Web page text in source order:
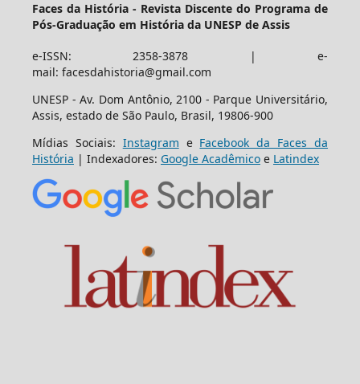
Faces da História - Revista Discente do Programa de
Pós-Graduação em História da UNESP de Assis
e-ISSN: 2358-3878 | e-
mail: facesdahistoria@gmail.com
UNESP - Av. Dom Antônio, 2100 - Parque Universitário,
Assis, estado de São Paulo, Brasil, 19806-900
Mídias Sociais: Instagram e Facebook da Faces da
História | Indexadores: Google Acadêmicoe Latindex